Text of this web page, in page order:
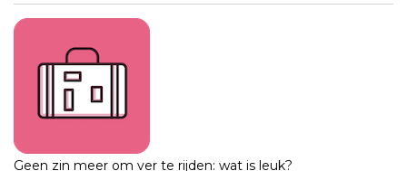
Geen zin meer om ver te rijden: wat is leuk?